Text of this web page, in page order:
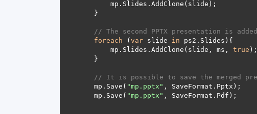
// The second PPTX presentation is
foreach ( var slide in
        mp.Slides.AddClone(slide, ms,
true
// It is possible to save the merged
    mp.Save(
"mp.pptx"
    mp.Save(
"mp.pptx"